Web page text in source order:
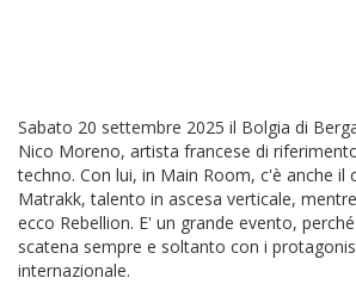
Sabato 20 settembre 2025 il Bolgia di
Nico Moreno, artista francese di
techno. Con lui, in Main Room, c'è anche il
Matrakk, talento in ascesa verticale,
ecco Rebellion. E' un grande evento,
scatena sempre e soltanto con i
internazionale.